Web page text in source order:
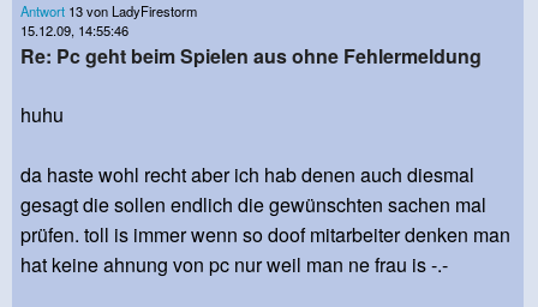
Antwort 13 von LadyFirestorm
15.12.09, 14:55:46
Re: Pc geht beim Spielen aus ohne Fehlermeldung
huhu
da haste wohl recht aber ich hab denen auch diesmal
gesagt die sollen endlich die gewünschten sachen mal
prüfen. toll is immer wenn so doof mitarbeiter denken man
hat keine ahnung von pc nur weil man ne frau is -.-